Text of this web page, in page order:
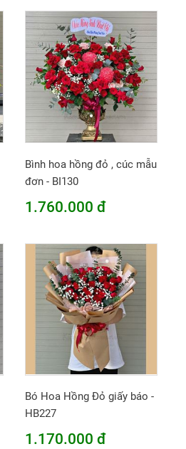
Bình hoa hồng đỏ , cúc mẫu
đơn - BI130
1.760.000 đ
Bó Hoa Hồng Đỏ giấy báo -
HB227
1.170.000 đ